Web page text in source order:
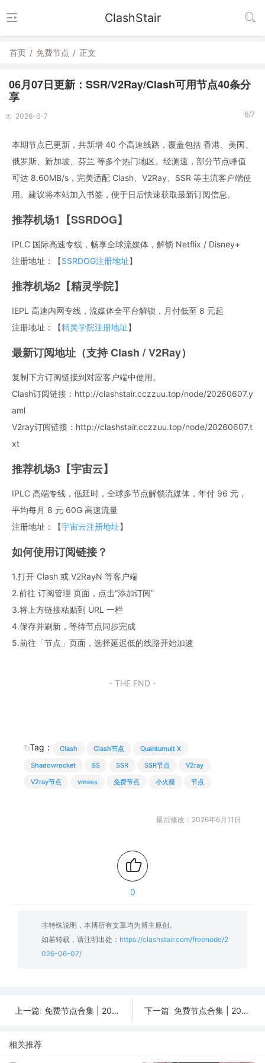
ClashStair
首页 / 免费节点 / 正文
06月07日更新：SSR/V2Ray/Clash可用节点40条分
享
2026-6-7 6/7
本期节点已更新，共新增 40 个高速线路，覆盖包括 香港、美国、
俄罗斯、新加坡、芬兰 等多个热门地区。经测速，部分节点峰值
可达 8.60MB/s，完美适配 Clash、V2Ray、SSR 等主流客户端使
用。建议将本站加入书签，便于日后快速获取最新订阅信息。
推荐机场1【SSRDOG】
IPLC 国际高速专线，畅享全球流媒体，解锁 Netflix / Disney+
注册地址：【SSRDOG注册地址】
推荐机场2【精灵学院】
IEPL 高速内网专线，流媒体全平台解锁，月付低至 8 元起
注册地址：【精灵学院注册地址】
最新订阅地址（支持 Clash / V2Ray）
复制下方订阅链接到对应客户端中使用。
Clash订阅链接：http://clashstair.cczzuu.top/node/20260607.y
aml
V2ray订阅链接：http://clashstair.cczzuu.top/node/20260607.t
xt
推荐机场3【宇宙云】
IPLC 高端专线，低延时，全球多节点解锁流媒体，年付 96 元，
平均每月 8 元 60G 高速流量
注册地址：【宇宙云注册地址】
如何使用订阅链接？
1.打开 Clash 或 V2RayN 等客户端
2.前往 订阅管理 页面，点击“添加订阅”
3.将上方链接粘贴到 URL 一栏
4.保存并刷新，等待节点同步完成
5.前往「节点」页面，选择延迟低的线路开始加速
- THE END -
Tag： Clash Clash节点
Quantumult X
Shadowrocket
SS SSR SSR节点
V2ray
V2ray节点
vmess 免费节点 小火箭 节点
最后修改：2026年6月11日
0
非特殊说明，本博所有文章均为博主原创。
如若转载，请注明出处： https://clashstair.com/freenode/2
026-06-07/
上一篇: 免费节点合集 | 2026年06月08日SSR/V2Ray/Clash订阅整理 下一篇: 免费节点合集 | 2026年06月06日SSR/V2Ray/Clash订阅整理
相关推荐